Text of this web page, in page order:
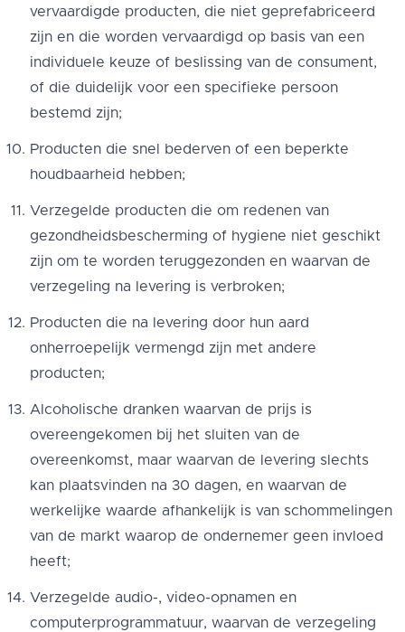
vervaardigde producten, die niet geprefabriceerd
zijn en die worden vervaardigd op basis van een
individuele keuze of beslissing van de consument,
of die duidelijk voor een specifieke persoon
bestemd zijn;
Producten die snel bederven of een beperkte
houdbaarheid hebben;
Verzegelde producten die om redenen van
gezondheidsbescherming of hygiene niet geschikt
zijn om te worden teruggezonden en waarvan de
verzegeling na levering is verbroken;
Producten die na levering door hun aard
onherroepelijk vermengd zijn met andere
producten;
Alcoholische dranken waarvan de prijs is
overeengekomen bij het sluiten van de
overeenkomst, maar waarvan de levering slechts
kan plaatsvinden na 30 dagen, en waarvan de
werkelijke waarde afhankelijk is van schommelingen
van de markt waarop de ondernemer geen invloed
heeft;
Verzegelde audio-, video-opnamen en
computerprogrammatuur, waarvan de verzegeling